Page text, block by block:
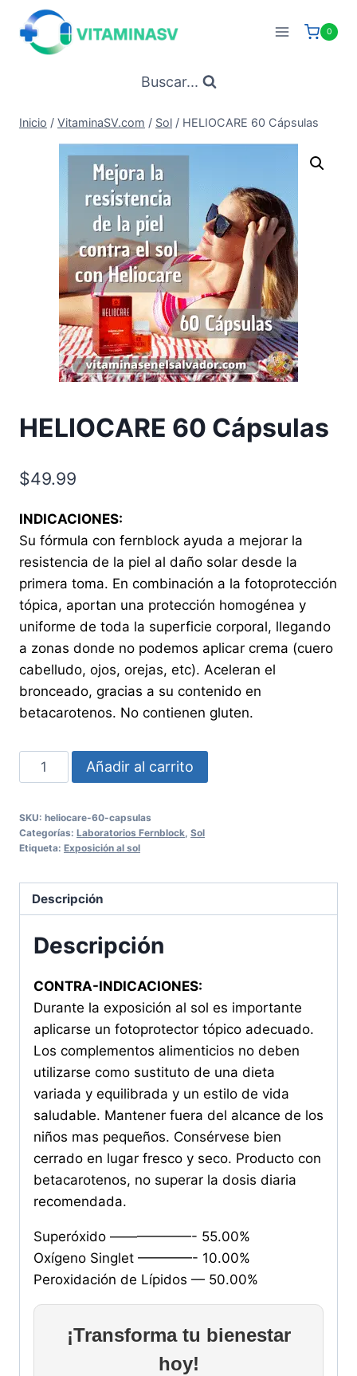
Saltar
contenido
0
Buscar...
Inicio / VitaminaSV.com / Sol / HELIOCARE 60 Cápsulas
HELIOCARE 60 Cápsulas
$49.99
INDICACIONES:
Su fórmula con fernblock ayuda a mejorar la
resistencia de la piel al daño solar desde la
primera toma. En combinación a la fotoprotección
tópica, aportan una protección homogénea y
uniforme de toda la superficie corporal, llegando
a zonas donde no podemos aplicar crema (cuero
cabelludo, ojos, orejas, etc). Aceleran el
bronceado, gracias a su contenido en
betacarotenos. No contienen gluten.
HELIOCARE
60
cantidad
Añadir al carrito
SKU: heliocare-60-capsulas
Categorías: Laboratorios Fernblock Sol
Etiqueta: Exposición al sol
Descripción
Descripción
CONTRA-INDICACIONES:
Durante la exposición al sol es importante
aplicarse un fotoprotector tópico adecuado.
Los complementos alimenticios no deben
utilizarse como sustituto de una dieta
variada y equilibrada y un estilo de vida
saludable. Mantener fuera del alcance de los
niños mas pequeños. Consérvese bien
cerrado en lugar fresco y seco. Producto con
betacarotenos, no superar la dosis diaria
recomendada.
Superóxido ——————- 55.00%
Oxígeno Singlet ————- 10.00%
Peroxidación de Lípidos — 50.00%
¡Transforma tu bienestar
hoy!